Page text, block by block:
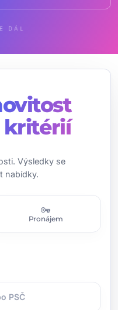
DÁL
kritérií
Výsledky se
nabídky.
vpn_key
Pronájem